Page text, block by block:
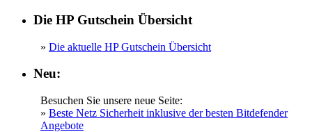
Die HP Gutschein Übersicht
» Die aktuelle HP Gutschein Übersicht
Neu:
Besuchen Sie unsere neue Seite:
» Beste Netz Sicherheit inklusive der besten Bitdefender
Angebote